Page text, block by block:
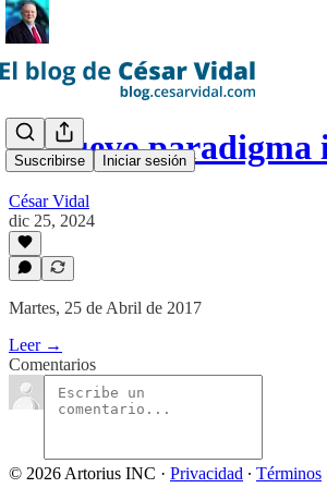
Suscribirse Iniciar sesión
El nuevo paradigma
César Vidal
dic 25, 2024
Martes, 25 de Abril de 2017
Leer →
Comentarios
© 2026 Artorius INC · Privacidad ∙ Términos